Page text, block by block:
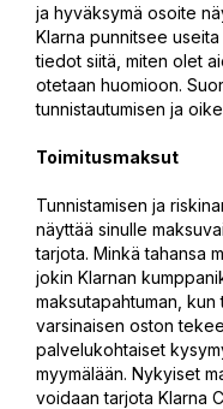
ja hyväksymä osoite
Klarna punnitsee
tiedot siitä, miten olet
otetaan huomioon.
tunnistautumisen ja
Toimitusmaksut
Tunnistamisen ja
näyttää sinulle
tarjota. Minkä tahansa
jokin Klarnan
maksutapahtuman,
varsinaisen oston
palvelukohtaiset
myymälään. Nykyiset
voidaan tarjota Klarna